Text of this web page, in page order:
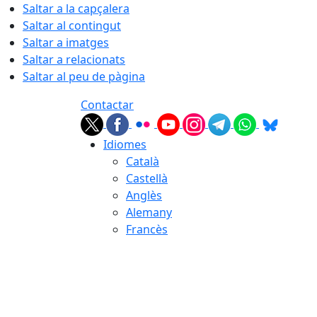
Saltar a la capçalera
Saltar al contingut
Saltar a imatges
Saltar a relacionats
Saltar al peu de pàgina
Contactar
Idiomes
Català
Castellà
Anglès
Alemany
Francès